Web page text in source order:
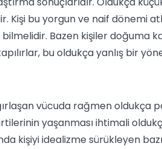
Kişi bu yorgun ve naif dönemi
Bazen kişiler doğuma
bu oldukça yanlış bir
vücuda rağmen oldukça
yaşanması ihtimali
kişiyi idealizme sürükleyen